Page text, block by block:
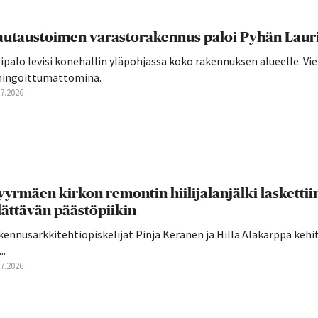
varastorakennus paloi Pyhän
levisi konehallin yläpohjassa koko rakennuksen alueelle.
kirkon remontin hiilijalanjälki
päästöpiikin
Pinja Keränen ja Hilla Alakärppä